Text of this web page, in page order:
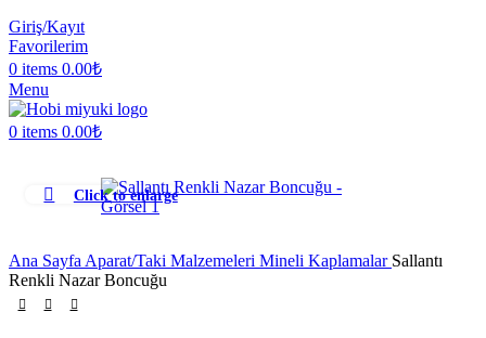
Giriş/Kayıt
Favorilerim
0 items 0.00₺
Menu
0 items 0.00₺
Click to enlarge
Ana Sayfa Aparat/Taki Malzemeleri Mineli Kaplamalar Sallantı
Renkli Nazar Boncuğu